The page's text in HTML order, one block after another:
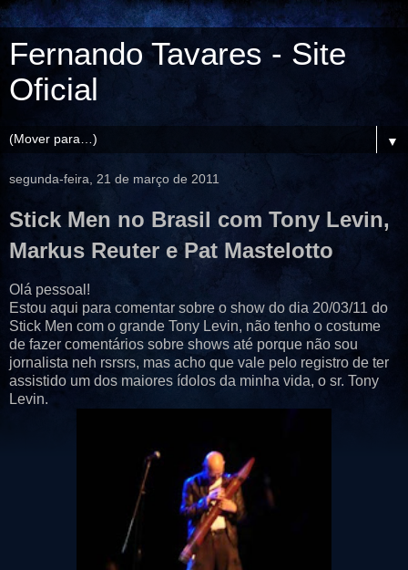
Fernando Tavares - Site
Oficial
▼
segunda-feira, 21 de março de 2011
Stick Men no Brasil com Tony Levin,
Markus Reuter e Pat Mastelotto
Olá pessoal!
Estou aqui para comentar sobre o show do dia 20/03/11 do
Stick Men com o grande Tony Levin, não tenho o costume
de fazer comentários sobre shows até porque não sou
jornalista neh rsrsrs, mas acho que vale pelo registro de ter
assistido um dos maiores ídolos da minha vida, o sr. Tony
Levin.